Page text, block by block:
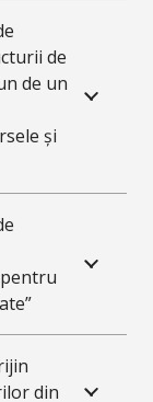
de
de un
și
din